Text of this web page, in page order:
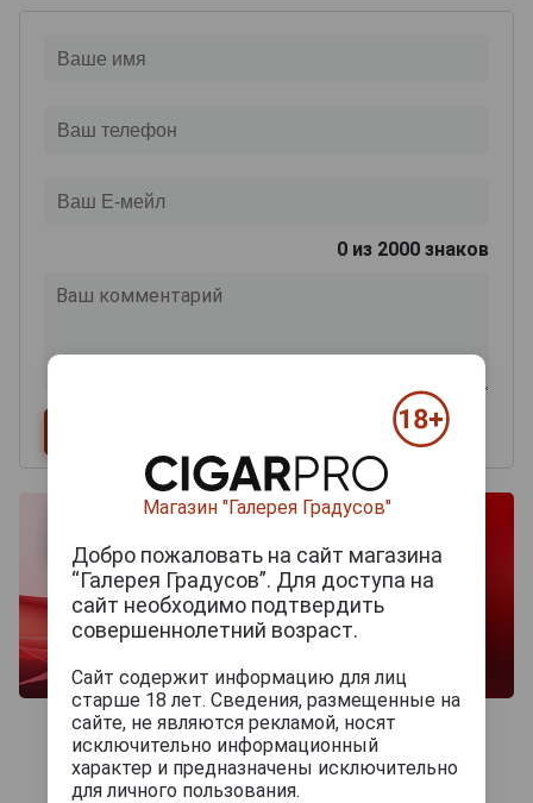
0 из 2000 знаков
Магазин "Галерея Градусов"
Добро пожаловать на сайт магазина
“Галерея Градусов”. Для доступа на
сайт необходимо подтвердить
совершеннолетний возраст.
Сайт содержит информацию для лиц
старше 18 лет. Сведения, размещенные на
сайте, не являются рекламой, носят
исключительно информационный
характер и предназначены исключительно
для личного пользования.